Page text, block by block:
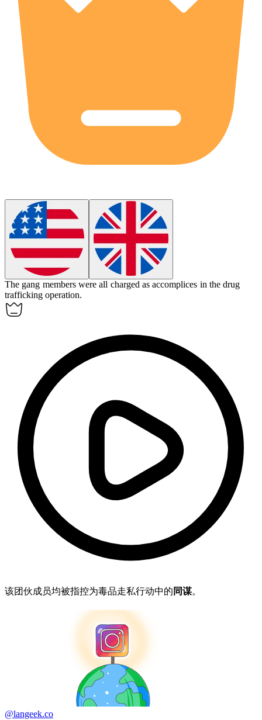
The gang members were all charged asaccomplices in the drug
trafficking operation.
该团伙成员均被指控为毒品走私行动中的 同谋。
@langeek.co